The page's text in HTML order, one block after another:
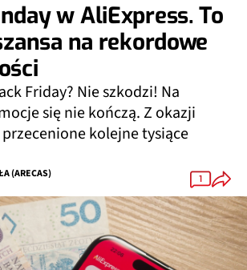
w AliExpress. To
na rekordowe
Friday? Nie szkodzi! Na
się nie kończą. Z okazji
kolejne tysiące
(ARECAS)
1